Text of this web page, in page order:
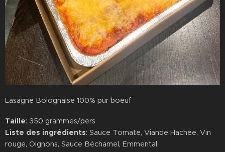
Lasagne Bolognaise 100% pur boeuf
Taille: 350 grammes/pers
Liste des ingrédients: Sauce Tomate, Viande Hachée, Vin
rouge, Oignons, Sauce Béchamel, Emmental